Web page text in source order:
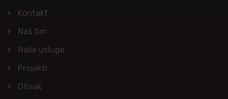
Kontakt
Naš tim
Naše usluge
Projekti
Otisak